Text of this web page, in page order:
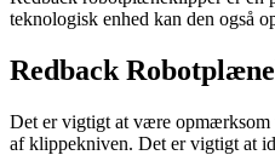
teknologisk enhed kan den også
Redback
Det er vigtigt at være opmærksom
af klippekniven. Det er vigtigt at